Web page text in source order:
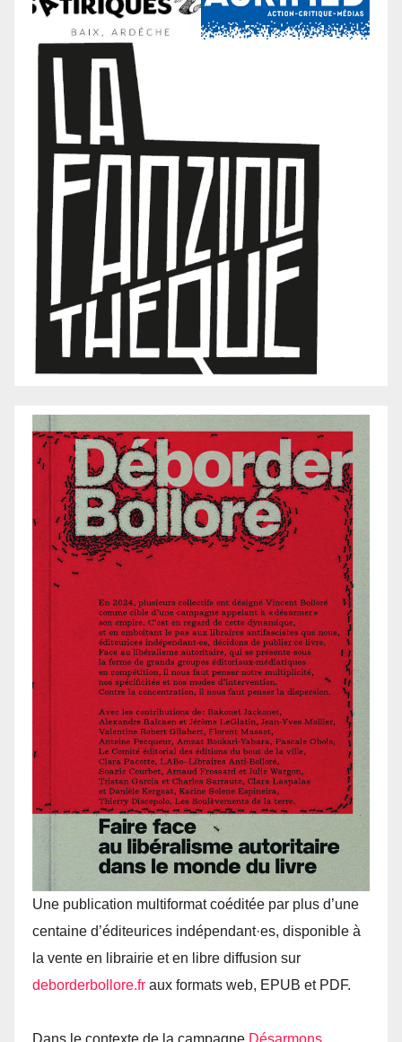
Une publication multiformat coéditée par plus d’une
centaine d’éditeurices indépendant·es, disponible à
la vente en librairie et en libre diffusion sur
deborderbollore.​fr aux formats web, EPUB et PDF.
Dans le contexte de la campagne Désarmons